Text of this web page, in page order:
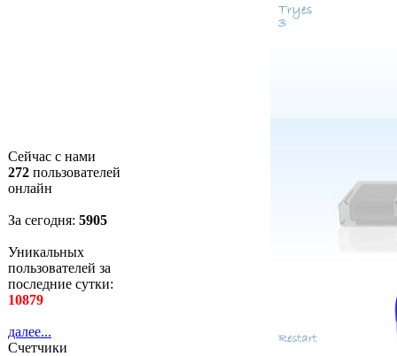
Сейчас с нами
272 пользователей
онлайн
За сегодня: 5905
Уникальных
пользователей за
последние сутки:
10879
далее...
Счетчики